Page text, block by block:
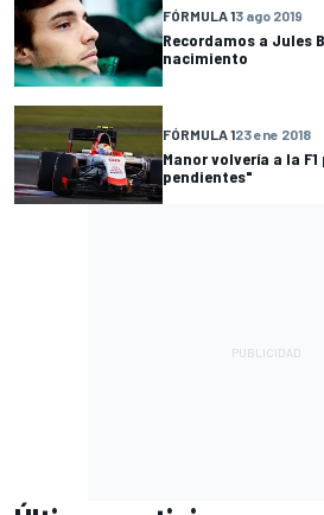
FÓRMULA 13 ago 2019
Recordamos a Jules
nacimiento
FÓRMULA 123 ene 2018
Manor volvería a la
pendientes"